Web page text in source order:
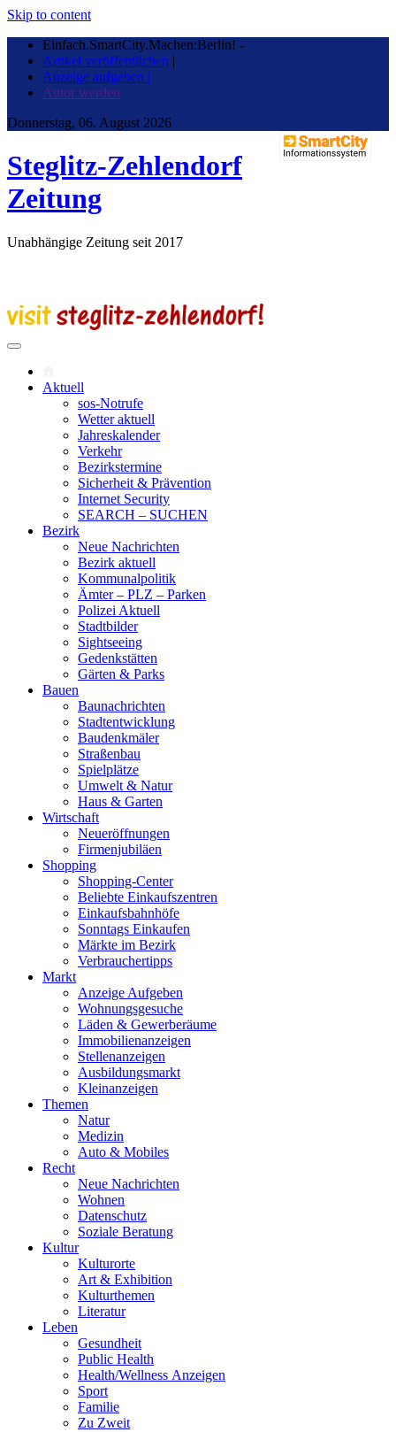
Skip to content
Einfach.SmartCity.Machen:Berlin! -
Artikel veröffentlichen |
Anzeige aufgeben |
Autor werden
Donnerstag, 06. August 2026
Steglitz-Zehlendorf
Zeitung
Unabhängige Zeitung seit 2017
Aktuell
sos-Notrufe
Wetter aktuell
Jahreskalender
Verkehr
Bezirkstermine
Sicherheit & Prävention
Internet Security
SEARCH – SUCHEN
Bezirk
Neue Nachrichten
Bezirk aktuell
Kommunalpolitik
Ämter – PLZ – Parken
Polizei Aktuell
Stadtbilder
Sightseeing
Gedenkstätten
Gärten & Parks
Bauen
Baunachrichten
Stadtentwicklung
Baudenkmäler
Straßenbau
Spielplätze
Umwelt & Natur
Haus & Garten
Wirtschaft
Neueröffnungen
Firmenjubiläen
Shopping
Shopping-Center
Beliebte Einkaufszentren
Einkaufsbahnhöfe
Sonntags Einkaufen
Märkte im Bezirk
Verbrauchertipps
Markt
Anzeige Aufgeben
Wohnungsgesuche
Läden & Gewerberäume
Immobilienanzeigen
Stellenanzeigen
Ausbildungsmarkt
Kleinanzeigen
Themen
Natur
Medizin
Auto & Mobiles
Recht
Neue Nachrichten
Wohnen
Datenschutz
Soziale Beratung
Kultur
Kulturorte
Art & Exhibition
Kulturthemen
Literatur
Leben
Gesundheit
Public Health
Health/Wellness Anzeigen
Sport
Familie
Zu Zweit